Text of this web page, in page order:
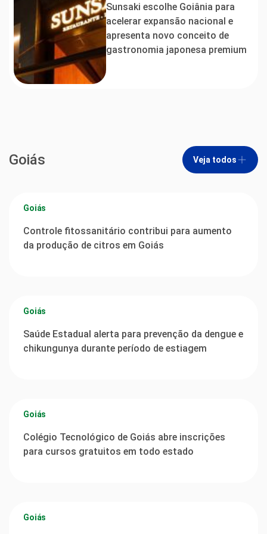
Sunsaki escolhe Goiânia para
acelerar expansão nacional e
apresenta novo conceito de
gastronomia japonesa premium
Goiás Veja todos
Goiás
Controle fitossanitário contribui para aumento
da produção de citros em Goiás
Goiás
Saúde Estadual alerta para prevenção da dengue e
chikungunya durante período de estiagem
Goiás
Colégio Tecnológico de Goiás abre inscrições
para cursos gratuitos em todo estado
Goiás